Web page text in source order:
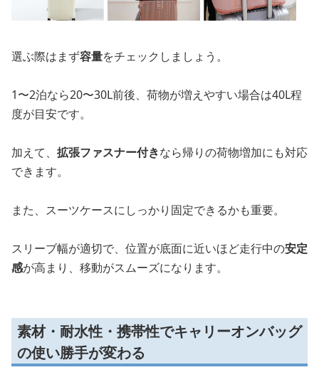
選ぶ際はまず容量をチェックしましょう。
1〜2泊なら20〜30L前後、荷物が増えやすい場合は40L程
度が目安です。
加えて、 拡張ファスナー付きなら帰りの荷物増加にも対応
できます。
また、スーツケースにしっかり固定できるかも重要。
スリーブ幅が適切で、位置が底面に近いほど走行中の安定
感が高まり、移動がスムーズになります。
素材・耐水性・携帯性でキャリーオンバッグ
の使い勝手が変わる